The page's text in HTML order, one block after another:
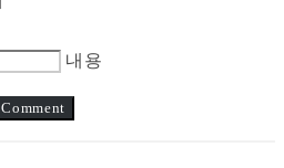
내용
Comment